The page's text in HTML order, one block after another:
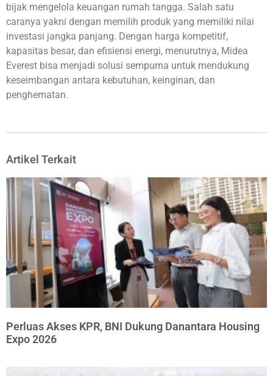
bijak mengelola keuangan rumah tangga. Salah satu
caranya yakni dengan memilih produk yang memiliki nilai
investasi jangka panjang. Dengan harga kompetitif,
kapasitas besar, dan efisiensi energi, menurutnya, Midea
Everest bisa menjadi solusi sempurna untuk mendukung
keseimbangan antara kebutuhan, keinginan, dan
penghematan.
Artikel Terkait
Perluas Akses KPR, BNI Dukung Danantara Housing
Expo 2026